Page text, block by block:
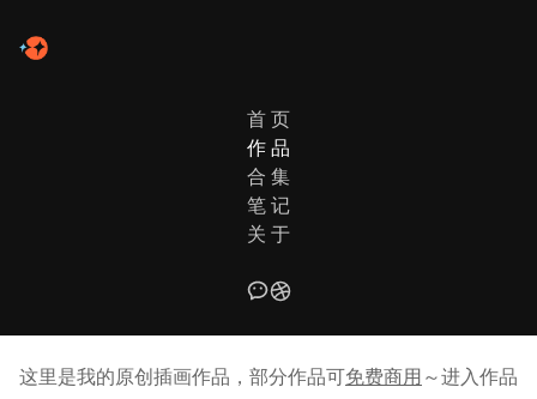
首 页
作 品
合 集
笔 记
关 于
插画作品全览
这里是我的原创插画作品，部分作品可免费商用 ～进入作品